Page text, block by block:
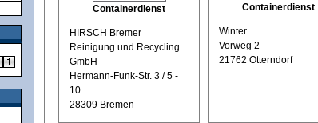
Containerdienst
HIRSCH Bremer
Reinigung und Recycling
GmbH
Hermann-Funk-Str. 3 / 5 -
10
28309 Bremen
Containerdienst
Winter
Vorweg 2
21762 Otterndorf